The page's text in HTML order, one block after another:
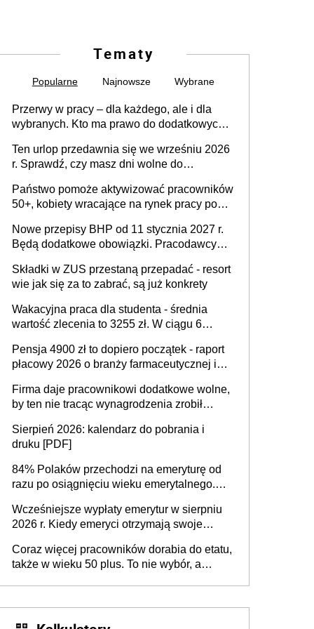
Tematy
Popularne Najnowsze Wybrane
Przerwy w pracy – dla każdego, ale i dla
wybranych. Kto ma prawo do dodatkowych
Ten urlop przedawnia się we wrześniu 2026
r. Sprawdź, czy masz dni wolne do
Państwo pomoże aktywizować pracowników
50+, kobiety wracające na rynek pracy po
osoby neuroatypowe. Powstanie Fundusz
na rzecz Inkluzywności w Zatrudnianiu?
Nowe przepisy BHP od 11 stycznia 2027 r.
Będą dodatkowe obowiązki. Pracodawcy
Składki w ZUS przestaną przepadać - resort
wie jak się za to zabrać, są już konkrety
Wakacyjna praca dla studenta - średnia
wartość zlecenia to 3255 zł. W ciągu 6
ponad 10,7 tys. zł
Pensja 4900 zł to dopiero początek - raport
płacowy 2026 o branży farmaceutycznej i
Firma daje pracownikowi dodatkowe wolne,
by ten nie tracąc wynagrodzenia zrobił
sprawdza
Sierpień 2026: kalendarz do pobrania i
druku [PDF]
84% Polaków przechodzi na emeryturę od
razu po osiągnięciu wieku emerytalnego.
dłużej, ale czy jest w stanie? Pracownicy
45+ to siła napędowa gospodarki
Wcześniejsze wypłaty emerytur w sierpniu
2026 r. Kiedy emeryci otrzymają swoje
Coraz więcej pracowników dorabia do etatu,
także w wieku 50 plus. To nie wybór, a